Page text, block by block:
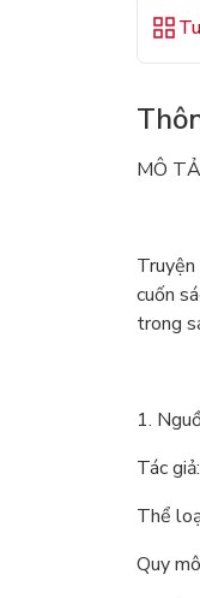
MÔ
cuốn
trong
1.
Tác
Thể
Quy